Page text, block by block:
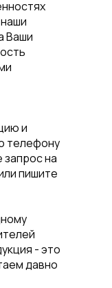
Ваши
и
телефону
запрос на
пишите
- это
давно